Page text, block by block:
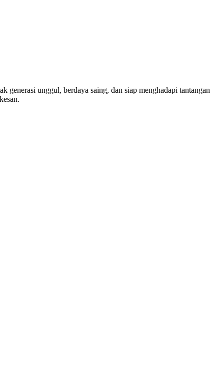
unggul, berdaya saing, dan siap menghadapi tantangan